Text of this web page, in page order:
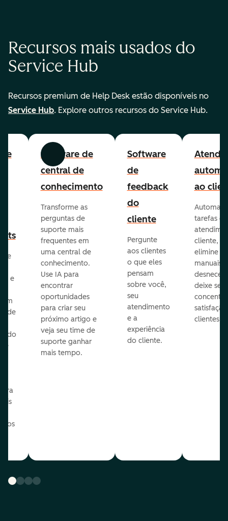
Recursos mais usados do
Service Hub
Recursos premium de Help Desk estão disponíveis no
Service Hub. Explore outros recursos do Service Hub.
Anterior Avançar
e
de
os
Software de
central de
conhecimento
Transforme as
perguntas de
suporte mais
frequentes em
uma central de
conhecimento.
Use IA para
encontrar
oportunidades
para criar seu
próximo artigo e
veja seu time de
suporte ganhar
mais tempo.
Software
de
feedback
do
cliente
Pergunte
aos clientes
o que eles
pensam
sobre você,
seu
atendimento
e a
experiência
do cliente.
ao
tarefas de
cliente,
elimine
manuais
deixe seu
clientes.